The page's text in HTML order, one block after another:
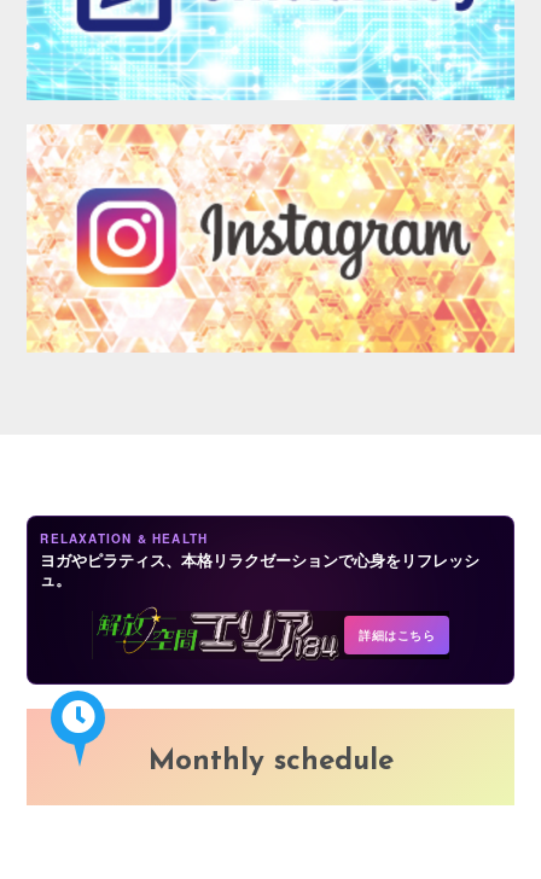
RELAXATION & HEALTH
ヨガやピラティス、本格リラクゼーションで心身をリフレッシ
ュ。
詳細はこちら
Monthly schedule